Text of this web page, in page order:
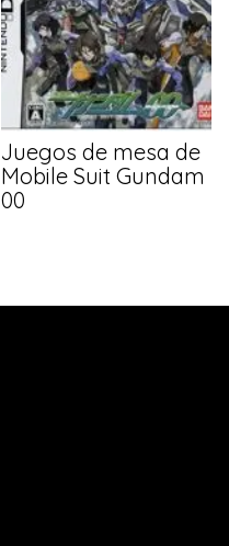
Juegos de mesa de
Mobile Suit Gundam
00